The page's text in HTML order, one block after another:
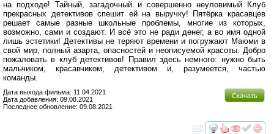
на подходе! Тайный, загадочный и совершенно неуловимый Клуб
прекрасных детективов спешит ей на выручку! Пятёрка красавцев
решает самые разные школьные проблемы, многие из которых,
возможно, сами и создают. И всё это не ради денег, а во имя одной
лишь эстетики! Детективы не теряют времени и погружают Маюми в
свой мир, полный азарта, опасностей и неописуемой красоты. Добро
пожаловать в клуб детективов! Правил здесь немного: нужно быть
мальчиком, красавчиком, детективом и, разумеется, частью
команды.
Скачать
Дата выхода фильма: 11.04.2021
Дата добавления: 09.08.2021
Последнее обновление: 09.08.2021